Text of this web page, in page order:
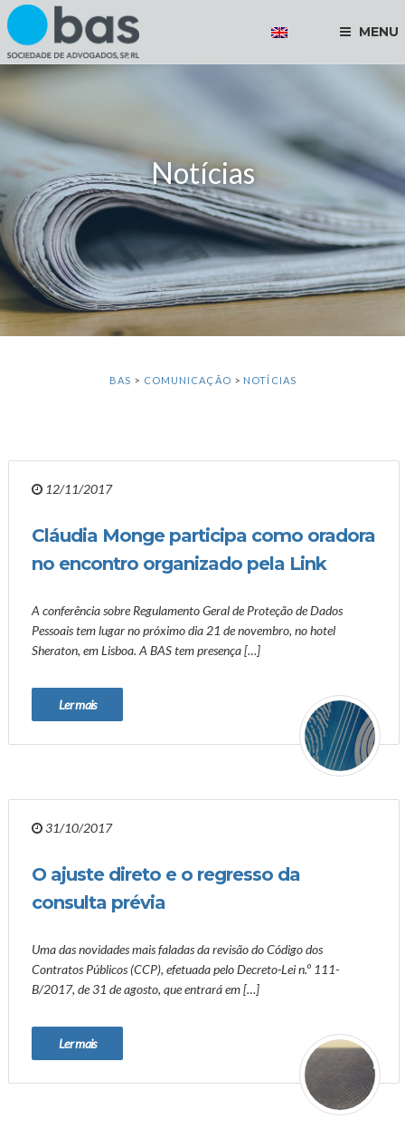
MENU
Notícias
BAS > COMUNICAÇÃO > NOTÍCIAS
12/11/2017
Cláudia Monge participa como oradora
no encontro organizado pela Link
A conferência sobre Regulamento Geral de Proteção de Dados
Pessoais tem lugar no próximo dia 21 de novembro, no hotel
Sheraton, em Lisboa. A BAS tem presença […]
Ler mais
31/10/2017
O ajuste direto e o regresso da
consulta prévia
Uma das novidades mais faladas da revisão do Código dos
Contratos Públicos (CCP), efetuada pelo Decreto-Lei n.º 111-
B/2017, de 31 de agosto, que entrará em […]
Ler mais